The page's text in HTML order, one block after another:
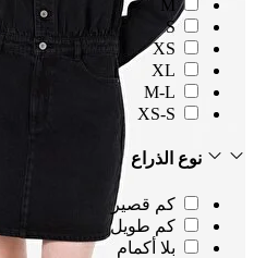
M
S
XS
XL
M-L
XS-S
نوع الذراع
كم قصير
كم طويل
بلا أكمام